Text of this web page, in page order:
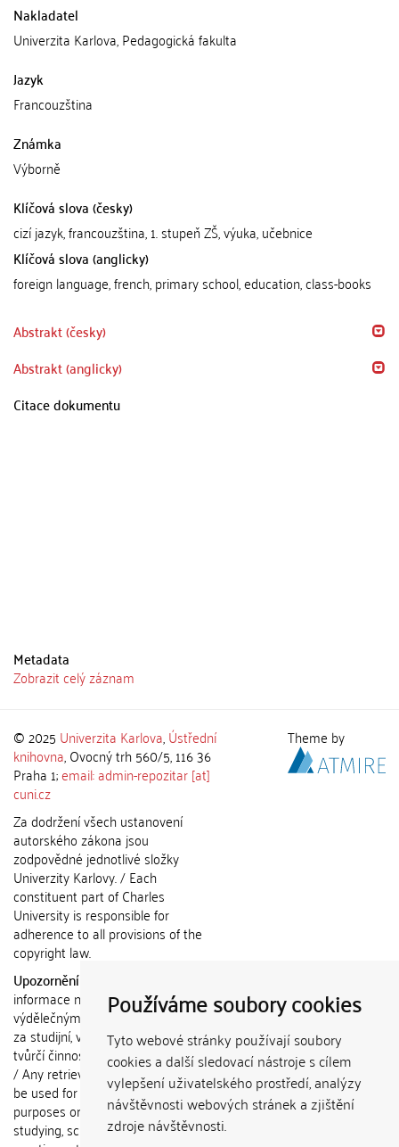
Používáme soubory cookies
Tyto webové stránky používají soubory
cookies a další sledovací nástroje s cílem
vylepšení uživatelského prostředí, analýzy
návštěvnosti webových stránek a zjištění
zdroje návštěvnosti.
Nakladatel
Univerzita Karlova, Pedagogická fakulta
Jazyk
Francouzština
Známka
Výborně
Klíčová slova (česky)
cizí jazyk, francouzština, 1. stupeň ZŠ, výuka, učebnice
Klíčová slova (anglicky)
foreign language, french, primary school, education, class-books
Abstrakt (česky)
Abstrakt (anglicky)
Citace dokumentu
Metadata
Zobrazit celý záznam
© 2025 Univerzita Karlova,Ústřední
knihovna, Ovocný trh 560/5, 116 36
Praha 1;email: admin-repozitar [at]
cuni.cz
Za dodržení všech ustanovení
autorského zákona jsou
zodpovědné jednotlivé složky
Univerzity Karlovy. / Each
constituent part of Charles
University is responsible for
adherence to all provisions of the
copyright law.
Upozornění / Notice:
informace nemohou být použity k
výdělečným účelům nebo vydávány
za studijní, vědeckou nebo jinou
tvůrčí činnost jiné osoby než autora.
/ Any retrieved information shall not
be used for any commercial
purposes or claimed as results of
studying, scientific or any other
Theme by